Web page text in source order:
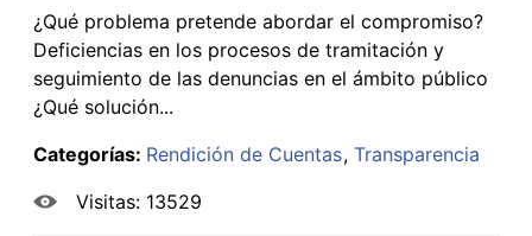
¿Qué problema pretende abordar el compromiso?
Deficiencias en los procesos de tramitación y
seguimiento de las denuncias en el ámbito público
¿Qué solución...
Categorías: Rendición de Cuentas Transparencia
Visitas: 13529